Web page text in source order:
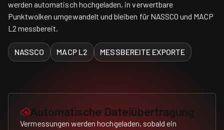
werden automatisch hochgeladen, in verwertbare
Punktwolken umgewandelt und bleiben für NASSCO und MACP
L2 messbereit.
NASSCO MACP L2 MESSBEREITE EXPORTE
Automatische Dateiübertragung
Vermessungen werden hochgeladen, sobald ein